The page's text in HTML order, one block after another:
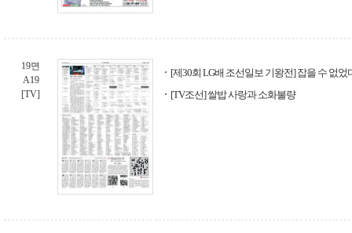
19면
A19
[TV]
[제30회 LG배 조선일보 기왕전] 잡을 수 없었
[TV조선] 쌀밥 사랑과 소화불량